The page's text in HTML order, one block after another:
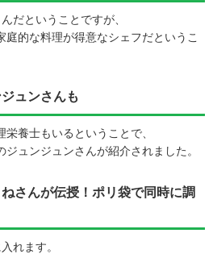
だということですが、
的な料理が得意なシェフだというこ
ュンさんも
養士もいるということで、
ュンジュンさんが紹介されました。
さんが伝授！ポリ袋で同時に調
れます。